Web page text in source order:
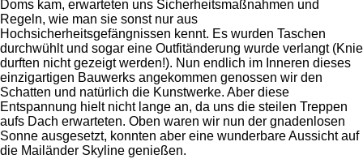
Doms kam, erwarteten uns Sicherheitsmaßnahmen und
Regeln, wie man sie sonst nur aus
Hochsicherheitsgefängnissen kennt. Es wurden Taschen
durchwühlt und sogar eine Outfitänderung wurde verlangt (Knie
durften nicht gezeigt werden!). Nun endlich im Inneren dieses
einzigartigen Bauwerks angekommen genossen wir den
Schatten und natürlich die Kunstwerke. Aber diese
Entspannung hielt nicht lange an, da uns die steilen Treppen
aufs Dach erwarteten. Oben waren wir nun der gnadenlosen
Sonne ausgesetzt, konnten aber eine wunderbare Aussicht auf
die Mailänder Skyline genießen.